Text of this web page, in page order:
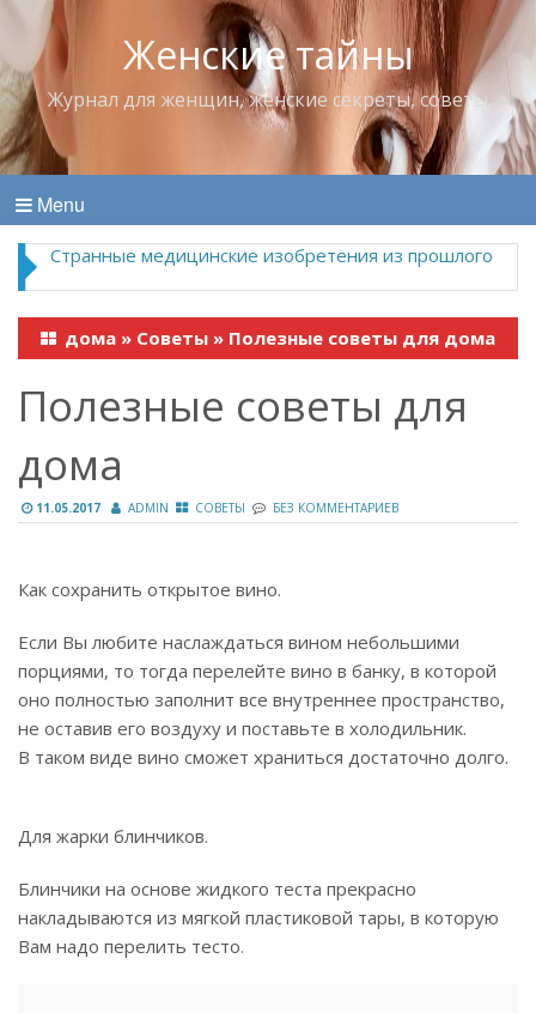
Женские тайны
Журнал для женщин, женские секреты, советы
Menu
Странные медицинские изобретения из прошлого
дома » Советы » Полезные советы для дома
Полезные советы для
дома
11.05.2017 ADMIN СОВЕТЫ БЕЗ КОММЕНТАРИЕВ
Как сохранить открытое вино.
Если Вы любите наслаждаться вином небольшими
порциями, то тогда перелейте вино в банку, в которой
оно полностью заполнит все внутреннее пространство,
не оставив его воздуху и поставьте в холодильник.
В таком виде вино сможет храниться достаточно долго.
Для жарки блинчиков.
Блинчики на основе жидкого теста прекрасно
накладываются из мягкой пластиковой тары, в которую
Вам надо перелить тесто.